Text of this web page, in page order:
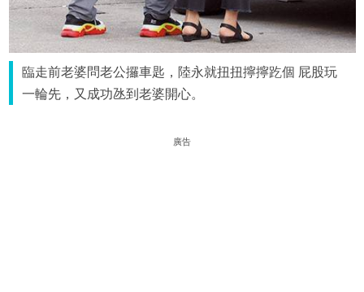
臨走前老婆問老公攞車匙，陸永就扭扭擰擰趷個 屁股玩
一輪先，又成功氹到老婆開心。
廣告